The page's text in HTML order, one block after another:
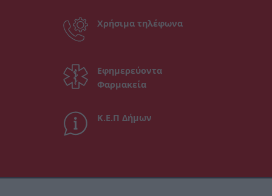
Χρήσιμα τηλέφωνα
Εφημερεύοντα
Φαρμακεία
Κ.Ε.Π Δήμων